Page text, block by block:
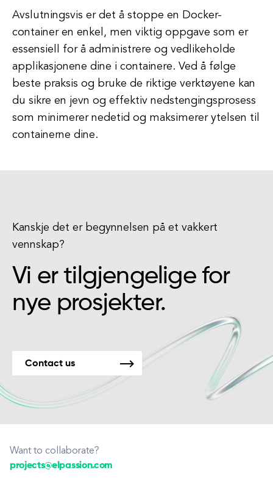
Avslutningsvis er det å stoppe en Docker-
container en enkel, men viktig oppgave som er
essensiell for å administrere og vedlikeholde
applikasjonene dine i containere. Ved å følge
beste praksis og bruke de riktige verktøyene kan
du sikre en jevn og effektiv nedstengingsprosess
som minimerer nedetid og maksimerer ytelsen til
containerne dine.
Kanskje det er begynnelsen på et vakkert
vennskap?
Vi er tilgjengelige for
nye prosjekter.
Contact us
Want to collaborate?
projects@elpassion.com